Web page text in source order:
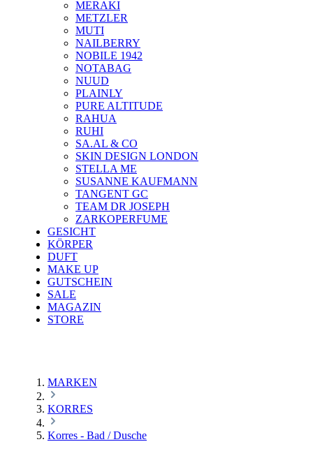
MERAKI
METZLER
MUTI
NAILBERRY
NOBILE 1942
NOTABAG
NUUD
PLAINLY
PURE ALTITUDE
RAHUA
RUHI
SA.AL & CO
SKIN DESIGN LONDON
STELLA ME
SUSANNE KAUFMANN
TANGENT GC
TEAM DR JOSEPH
ZARKOPERFUME
GESICHT
KÖRPER
DUFT
MAKE UP
GUTSCHEIN
SALE
MAGAZIN
STORE
MARKEN
KORRES
Korres - Bad / Dusche